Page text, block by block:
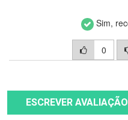
Sim,
0
ESCREVER